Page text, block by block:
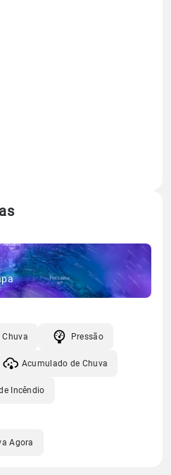
Chuva Pressão
Acumulado de Chuva
Incêndio
Agora